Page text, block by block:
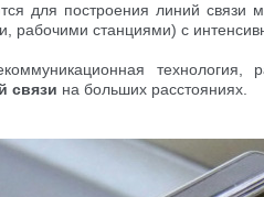
для построения линий связи
рабочими станциями) с
технология,
связи на больших расстояниях.